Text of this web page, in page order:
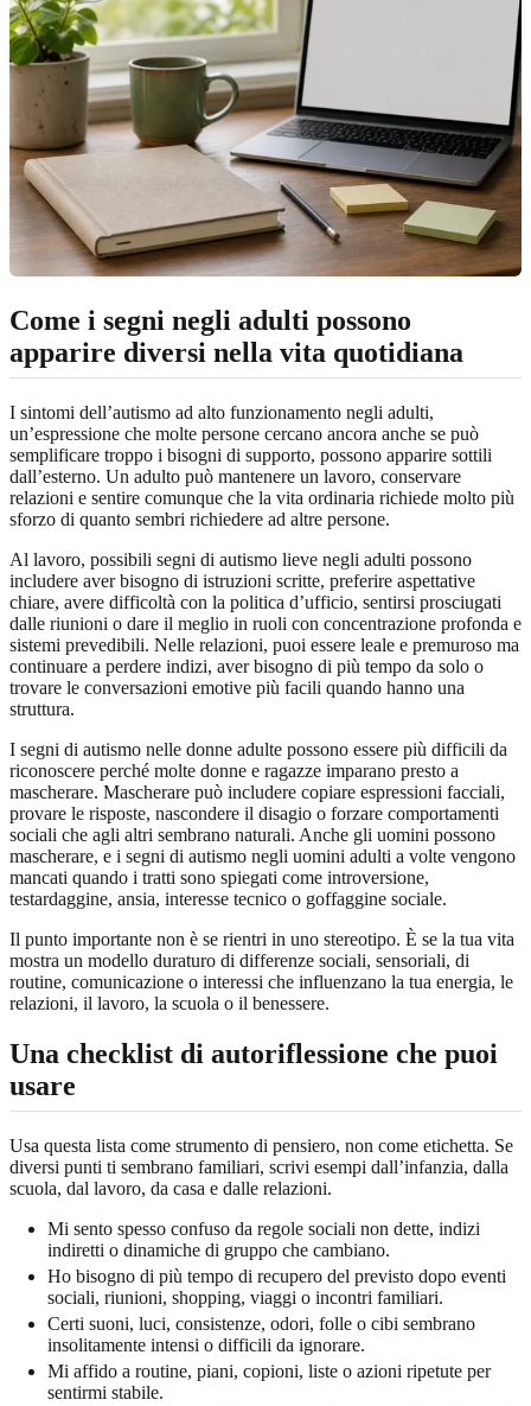
Come i segni negli adulti possono
apparire diversi nella vita quotidiana
I sintomi dell’autismo ad alto funzionamento negli adulti,
un’espressione che molte persone cercano ancora anche se può
semplificare troppo i bisogni di supporto, possono apparire sottili
dall’esterno. Un adulto può mantenere un lavoro, conservare
relazioni e sentire comunque che la vita ordinaria richiede molto più
sforzo di quanto sembri richiedere ad altre persone.
Al lavoro, possibili segni di autismo lieve negli adulti possono
includere aver bisogno di istruzioni scritte, preferire aspettative
chiare, avere difficoltà con la politica d’ufficio, sentirsi prosciugati
dalle riunioni o dare il meglio in ruoli con concentrazione profonda e
sistemi prevedibili. Nelle relazioni, puoi essere leale e premuroso ma
continuare a perdere indizi, aver bisogno di più tempo da solo o
trovare le conversazioni emotive più facili quando hanno una
struttura.
I segni di autismo nelle donne adulte possono essere più difficili da
riconoscere perché molte donne e ragazze imparano presto a
mascherare. Mascherare può includere copiare espressioni facciali,
provare le risposte, nascondere il disagio o forzare comportamenti
sociali che agli altri sembrano naturali. Anche gli uomini possono
mascherare, e i segni di autismo negli uomini adulti a volte vengono
mancati quando i tratti sono spiegati come introversione,
testardaggine, ansia, interesse tecnico o goffaggine sociale.
Il punto importante non è se rientri in uno stereotipo. È se la tua vita
mostra un modello duraturo di differenze sociali, sensoriali, di
routine, comunicazione o interessi che influenzano la tua energia, le
relazioni, il lavoro, la scuola o il benessere.
Una checklist di autoriflessione che puoi
usare
Usa questa lista come strumento di pensiero, non come etichetta. Se
diversi punti ti sembrano familiari, scrivi esempi dall’infanzia, dalla
scuola, dal lavoro, da casa e dalle relazioni.
Mi sento spesso confuso da regole sociali non dette, indizi
indiretti o dinamiche di gruppo che cambiano.
Ho bisogno di più tempo di recupero del previsto dopo eventi
sociali, riunioni, shopping, viaggi o incontri familiari.
Certi suoni, luci, consistenze, odori, folle o cibi sembrano
insolitamente intensi o difficili da ignorare.
Mi affido a routine, piani, copioni, liste o azioni ripetute per
sentirmi stabile.